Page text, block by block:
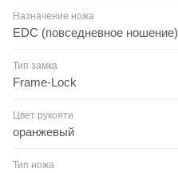
Назначение ножа
EDC (повседневное ношение)
Тип замка
Frame-Lock
Цвет рукояти
оранжевый
Тип ножа